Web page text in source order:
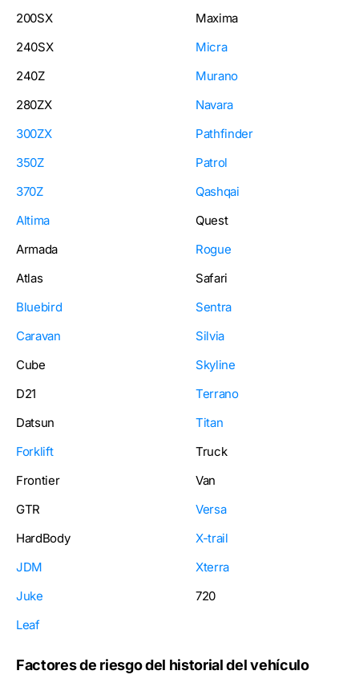
200SX
240SX
240Z
280ZX
300ZX
350Z
370Z
Altima
Armada
Atlas
Bluebird
Caravan
Cube
D21
Datsun
Forklift
Frontier
GTR
HardBody
JDM
Juke
Leaf
Maxima
Micra
Murano
Navara
Pathfinder
Patrol
Qashqai
Quest
Rogue
Safari
Sentra
Silvia
Skyline
Terrano
Titan
Truck
Van
Versa
X-trail
Xterra
720
Factores de riesgo del historial del vehículo